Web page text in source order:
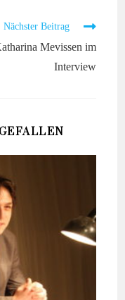
Nächster Beitrag
Mevissen im
Interview